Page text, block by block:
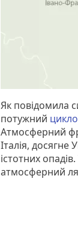
Як повідомила
потужний
Атмосферний
Італія,
істотних
атмосферний